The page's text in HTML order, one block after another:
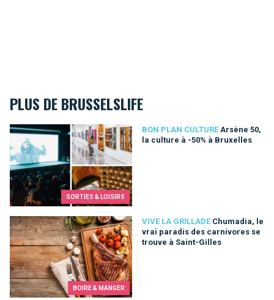
PLUS DE BRUSSELSLIFE
SORTIES & LOISIRS
BON PLAN CULTURE Arsène 50,
la culture à -50% à Bruxelles
Arsène 50, la culture à -50% à Bruxelles
BOIRE & MANGER
VIVE LA GRILLADE Chumadia, le
vrai paradis des carnivores se
trouve à Saint-Gilles
Chumadia, le vrai paradis des carnivores se trouve à Saint-